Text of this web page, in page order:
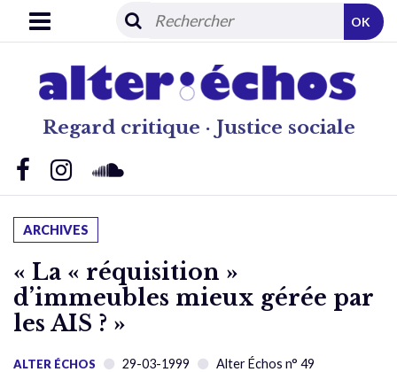
Regard critique · Justice sociale
OK
ARCHIVES
« La « réquisition »
d’immeubles mieux gérée par
les AIS ? »
ALTER ÉCHOS 29-03-1999 Alter Échos n° 49